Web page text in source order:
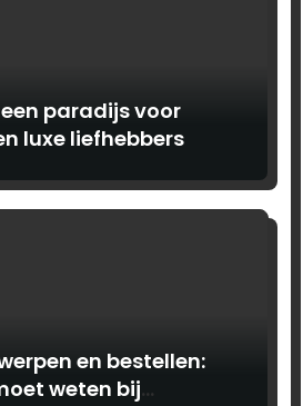
paradijs voor
luxe liefhebbers
en bestellen:
weten bij